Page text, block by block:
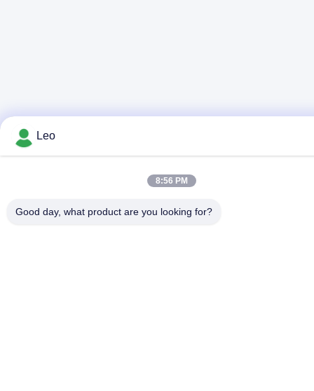
Leo
8:56 PM
Good day, what product are you looking for?